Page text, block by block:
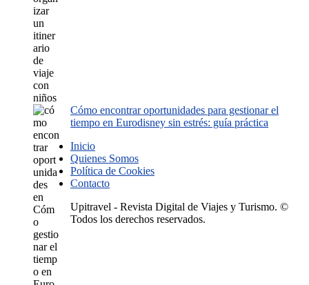
Cómo encontrar oportunidades para gestionar el
tiempo en Eurodisney sin estrés: guía práctica
Inicio
Quienes Somos
Política de Cookies
Contacto
Upitravel - Revista Digital de Viajes y Turismo. ©
Todos los derechos reservados.